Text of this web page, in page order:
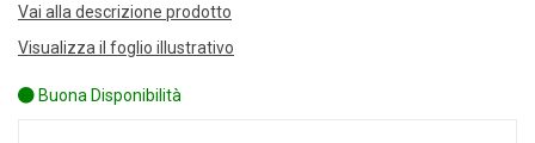
Vai alla descrizione prodotto
Visualizza il foglio illustrativo
Buona Disponibilità